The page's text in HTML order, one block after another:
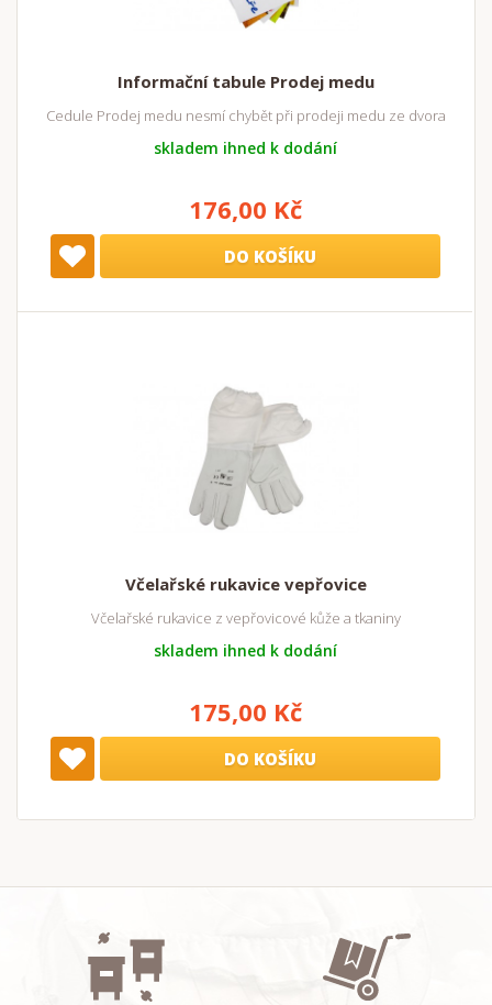
Informační tabule Prodej medu
Cedule Prodej medu nesmí chybět při prodeji medu ze dvora
skladem ihned k dodání
176,00 Kč
DO KOŠÍKU
Včelařské rukavice vepřovice
Včelařské rukavice z vepřovicové kůže a tkaniny
skladem ihned k dodání
175,00 Kč
DO KOŠÍKU